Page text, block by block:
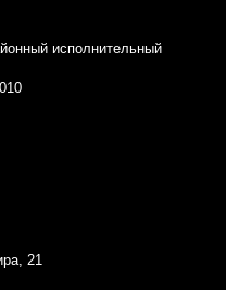
исполнительный
21